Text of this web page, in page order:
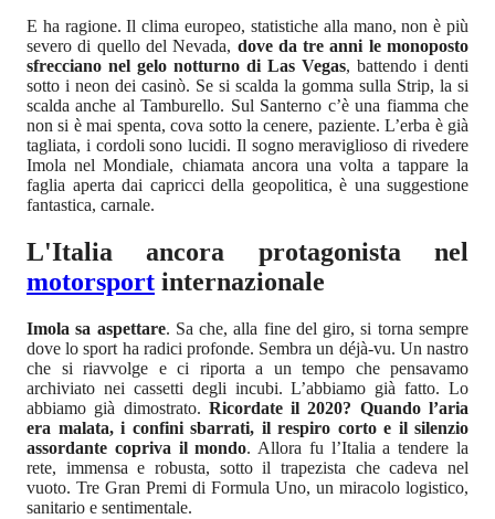
E ha ragione. Il clima europeo, statistiche alla mano, non è più
severo di quello del Nevada, dove da tre anni le monoposto
sfrecciano nel gelo notturno di Las Vegas, battendo i denti
sotto i neon dei casinò. Se si scalda la gomma sulla Strip, la si
scalda anche al Tamburello. Sul Santerno c’è una fiamma che
non si è mai spenta, cova sotto la cenere, paziente. L’erba è già
tagliata, i cordoli sono lucidi. Il sogno meraviglioso di rivedere
Imola nel Mondiale, chiamata ancora una volta a tappare la
faglia aperta dai capricci della geopolitica, è una suggestione
fantastica, carnale.
L'Italia ancora protagonista nel
motorsport internazionale
Imola sa aspettare. Sa che, alla fine del giro, si torna sempre
dove lo sport ha radici profonde. Sembra un déjà-vu. Un nastro
che si riavvolge e ci riporta a un tempo che pensavamo
archiviato nei cassetti degli incubi. L’abbiamo già fatto. Lo
abbiamo già dimostrato. Ricordate il 2020? Quando l’aria
era malata, i confini sbarrati, il respiro corto e il silenzio
assordante copriva il mondo. Allora fu l’Italia a tendere la
rete, immensa e robusta, sotto il trapezista che cadeva nel
vuoto. Tre Gran Premi di Formula Uno, un miracolo logistico,
sanitario e sentimentale.